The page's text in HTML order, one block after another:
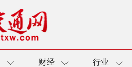
财经 行业